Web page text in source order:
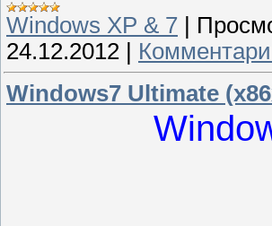
Windows XP & 7 |
24.12.2012 |
Windows7 Ultimate